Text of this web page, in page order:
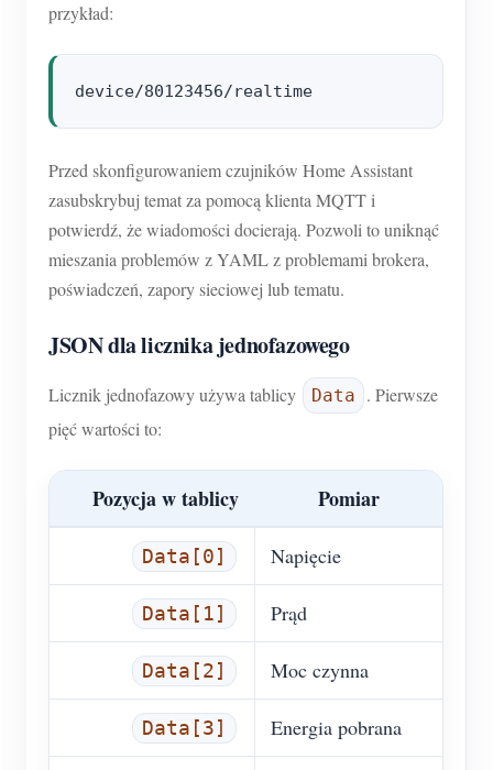
przykład:
Przed skonfigurowaniem czujników Home Assistant
zasubskrybuj temat za pomocą klienta MQTT i
potwierdź, że wiadomości docierają. Pozwoli to uniknąć
mieszania problemów z YAML z problemami brokera,
poświadczeń, zapory sieciowej lub tematu.
JSON dla licznika jednofazowego
Licznik jednofazowy używa tablicy Data
. Pierwsze
pięć wartości to:
Pozycja w tablicy Pomiar
Data[0] Napięcie
Data[1] Prąd
Data[2] Moc czynna
Data[3] Energia pobrana